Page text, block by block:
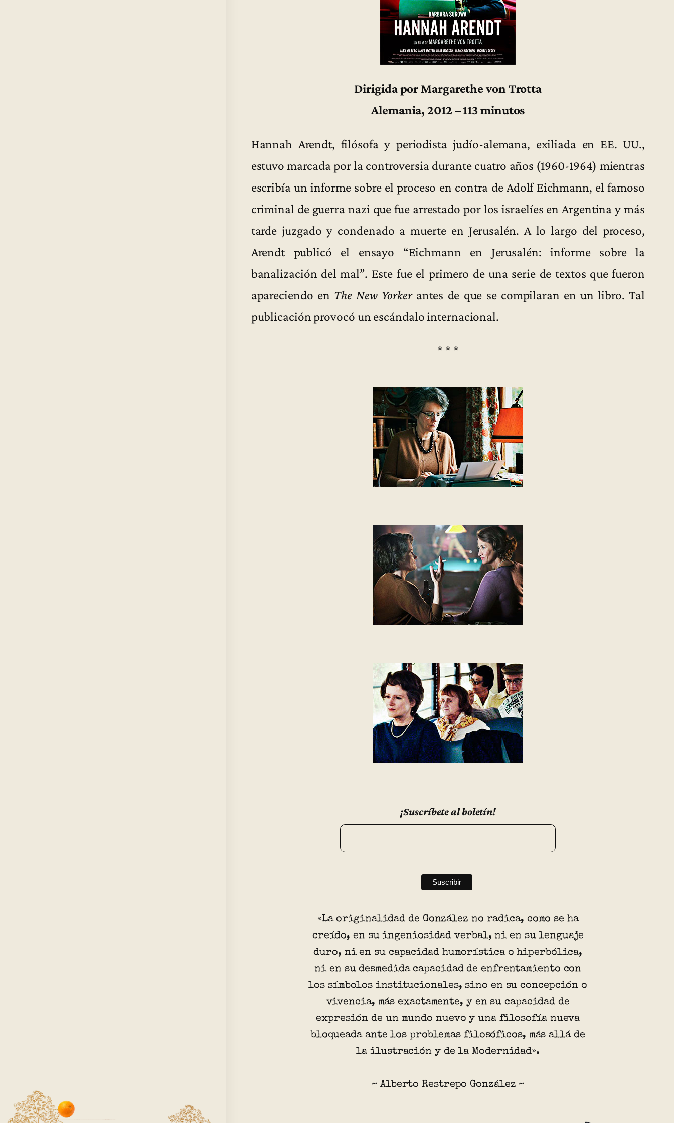
Dirigida por Margarethe von Trotta
Alemania, 2012 – 113 minutos
Hannah Arendt, filósofa y periodista judío-alemana, exiliada en EE. UU.,
estuvo marcada por la controversia durante cuatro años (1960-1964) mientras
escribía un informe sobre el proceso en contra de Adolf Eichmann, el famoso
criminal de guerra nazi que fue arrestado por los israelíes en Argentina y más
tarde juzgado y condenado a muerte en Jerusalén. A lo largo del proceso,
Arendt publicó el ensayo “Eichmann en Jerusalén: informe sobre la
banalización del mal”. Este fue el primero de una serie de textos que fueron
apareciendo en The New Yorkerantes de que se compilaran en un libro. Tal
publicación provocó un escándalo internacional.
* * *
¡Suscríbete al boletín!
«La originalidad de González no radica, como se ha
creído, en su ingeniosidad verbal, ni en su lenguaje
duro, ni en su capacidad humorística o hiperbólica,
ni en su desmedida capacidad de enfrentamiento con
los símbolos institucionales, sino en su concepción o
vivencia, más exactamente, y en su capacidad de
expresión de un mundo nuevo y una filosofía nueva
bloqueada ante los problemas filosóficos, más allá de
la ilustración y de la Modernidad».
~ Alberto Restrepo González ~